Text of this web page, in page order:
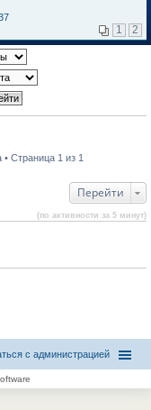
1 2
• Страница 1 из 1
Перейти
(по активности за 5 минут)
с администрацией